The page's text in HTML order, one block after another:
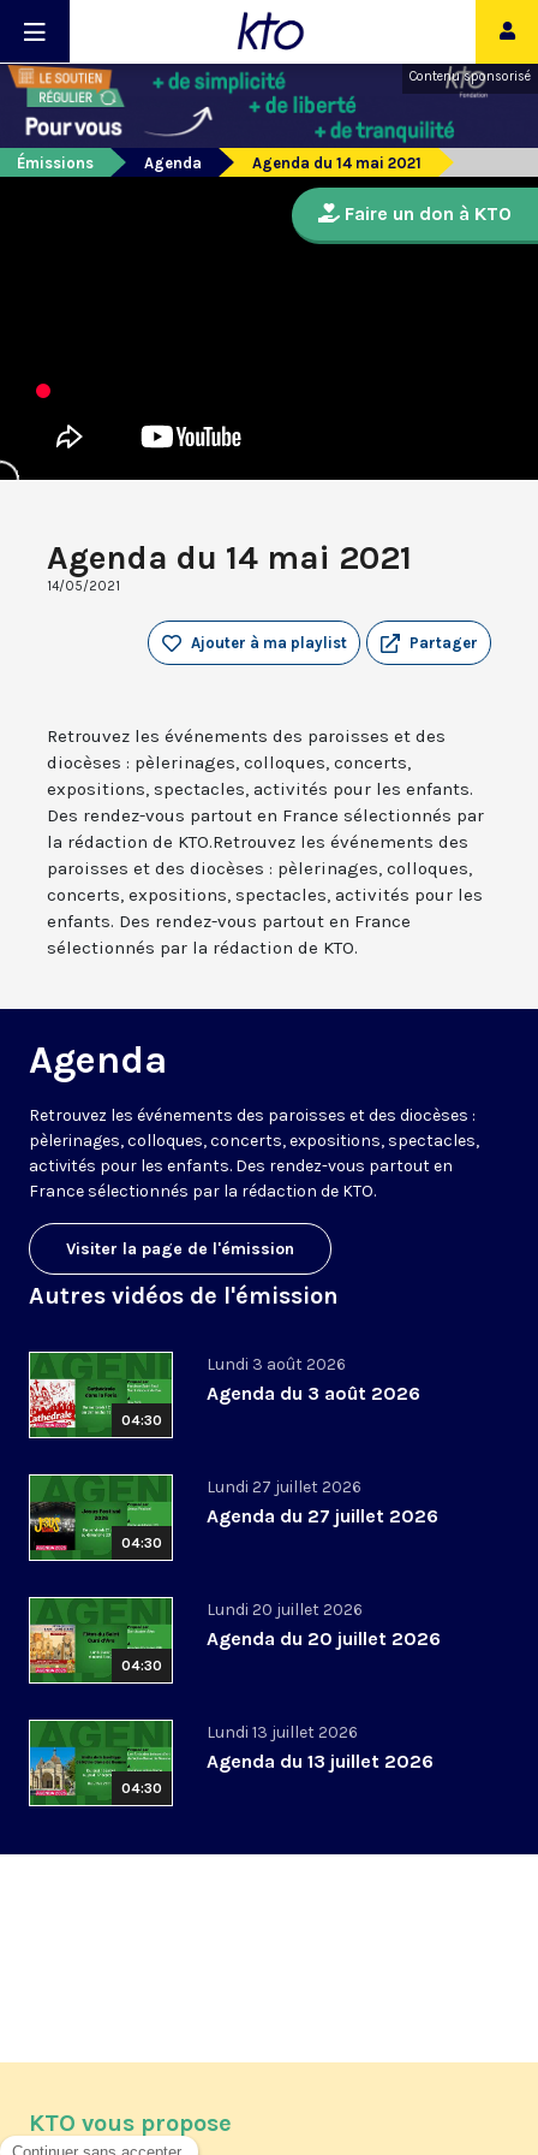
Contenu sponsorisé
Émissions Agenda Agenda du 14 mai 2021
Agenda du 14 mai 2021
14/05/2021
Partager
Ajouter à ma playlist
Retrouvez les événements des paroisses et des
diocèses : pèlerinages, colloques, concerts,
expositions, spectacles, activités pour les enfants.
Des rendez-vous partout en France sélectionnés par
la rédaction de KTO.Retrouvez les événements des
paroisses et des diocèses : pèlerinages, colloques,
concerts, expositions, spectacles, activités pour les
enfants. Des rendez-vous partout en France
sélectionnés par la rédaction de KTO.
Agenda
Retrouvez les événements des paroisses et des diocèses :
pèlerinages, colloques, concerts, expositions, spectacles,
activités pour les enfants. Des rendez-vous partout en
France sélectionnés par la rédaction de KTO.
Visiter la page de l'émission
Autres vidéos de l'émission
04:30
Lundi 3 août 2026
Agenda du 3 août 2026
04:30
Lundi 27 juillet 2026
Agenda du 27 juillet 2026
04:30
Lundi 20 juillet 2026
Agenda du 20 juillet 2026
04:30
Lundi 13 juillet 2026
Agenda du 13 juillet 2026
Faire un don à KTO
KTO vous propose